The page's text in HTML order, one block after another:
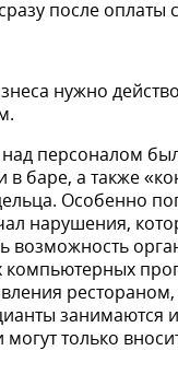
после оплаты
нужно
персоналом
в баре, а также
Особенно
наруше­ния,
возмож­ность
компьютерных
занимаются
только